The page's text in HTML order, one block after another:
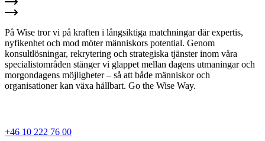
På Wise tror vi på kraften i långsiktiga matchningar där expertis,
nyfikenhet och mod möter människors potential. Genom
konsultlösningar, rekrytering och strategiska tjänster inom våra
specialistområden stänger vi glappet mellan dagens utmaningar och
morgondagens möjligheter – så att både människor och
organisationer kan växa hållbart. Go the Wise Way.
+46 10 222 76 00